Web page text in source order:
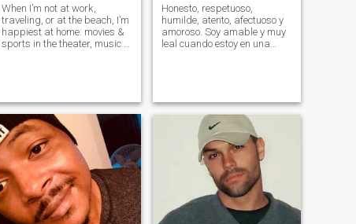
When I’m not at work,
traveling, or at the beach, I’m
happiest at home: movies &
sports in the theater, music &
soccer with my dog, or
relaxing in the spa. I'm
Honesto, respetuoso,
humilde, atento, afectuoso y
amoroso. Soy amable y muy
leal cuando estoy en una
pueda tratarme como a un
rey.